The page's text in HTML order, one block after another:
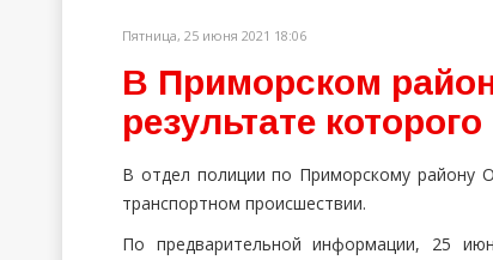
Пятница, 25 июня 2021 18:06
В Приморском
результате
В отдел полиции по Приморскому району
транспортном происшествии.
По предварительной информации, 25